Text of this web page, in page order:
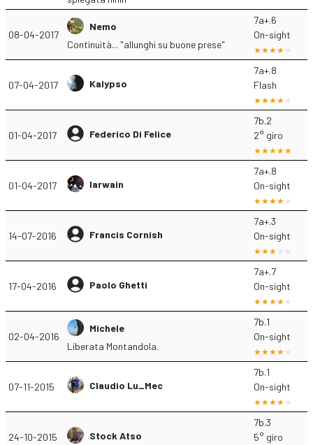
08-04-2017
Nemo
Continuità... "allunghi su buone prese"
7a+.6
On-sight
07-04-2017 Kalypso
7a+.8
Flash
01-04-2017 Federico Di Felice
7b.2
2° giro
01-04-2017 Iarwain
7a+.8
On-sight
14-07-2016 Francis Cornish
7a+.3
On-sight
17-04-2016 Paolo Ghetti
7a+.7
On-sight
02-04-2016
Michele
Liberata Montandola.
7b.1
On-sight
07-11-2015 Claudio Lu_Mec
7b.1
On-sight
24-10-2015 Stock Atso
7b.3
5° giro